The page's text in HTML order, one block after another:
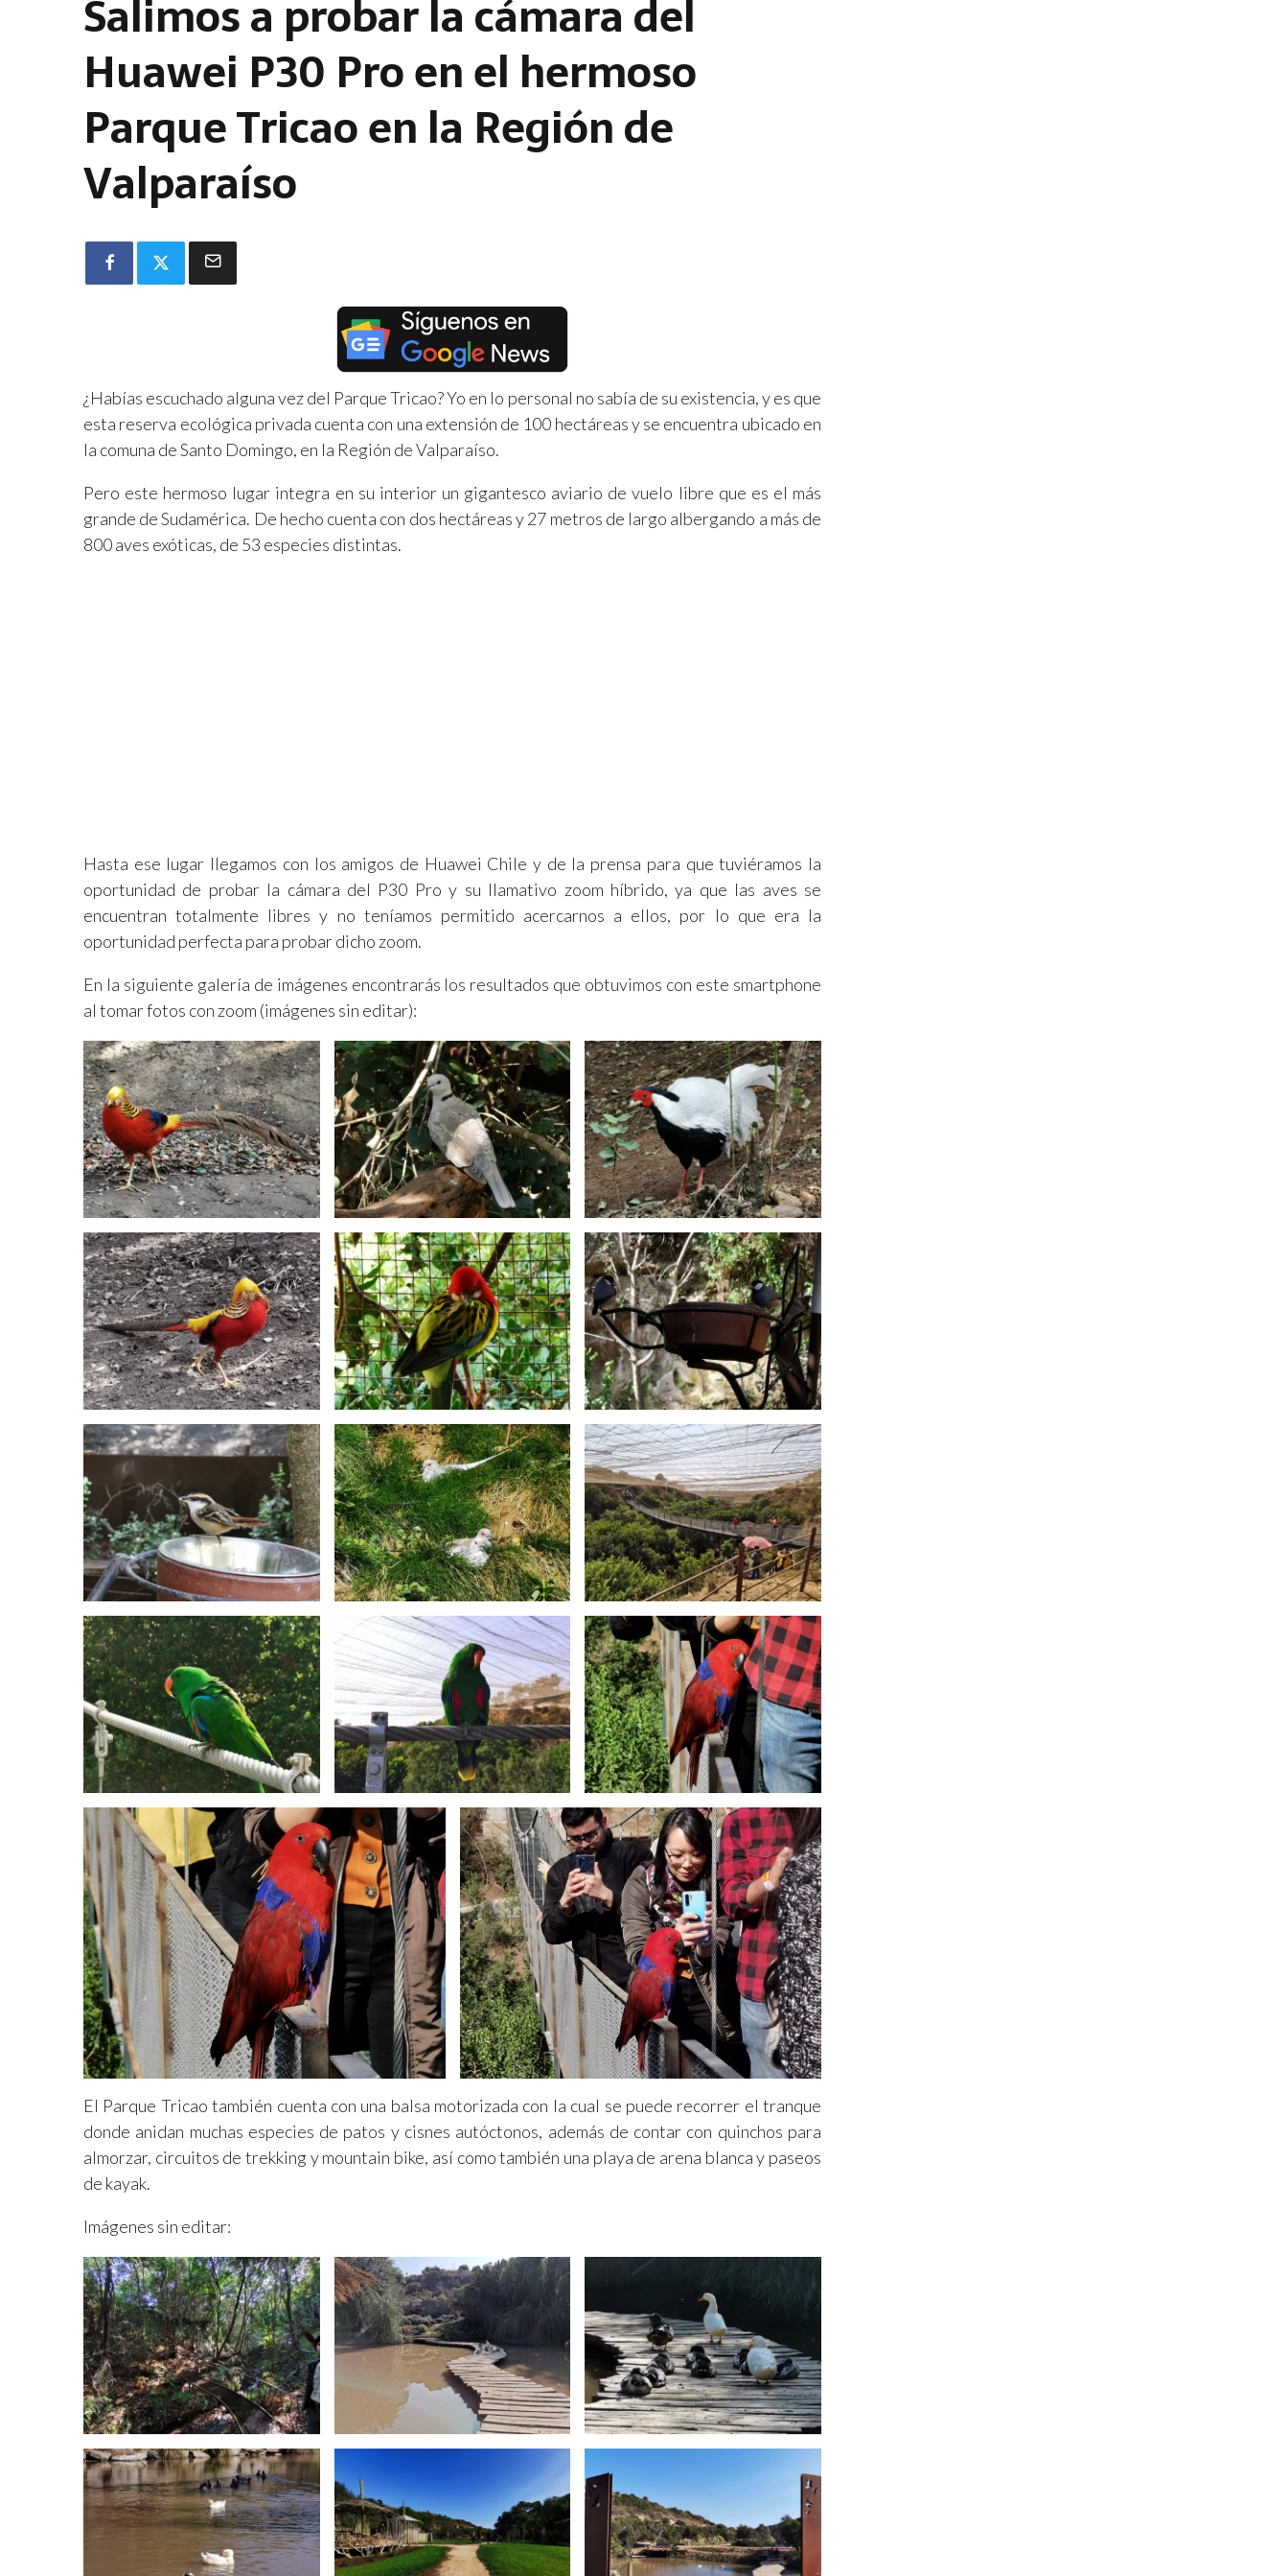
Salimos a probar la cámara del
Huawei P30 Pro en el hermoso
Parque Tricao en la Región de
Valparaíso
¿Habías escuchado alguna vez del Parque Tricao? Yo en lo personal no sabía de su existencia, y es que
esta reserva ecológica privada cuenta con una extensión de 100 hectáreas y se encuentra ubicado en
la comuna de Santo Domingo, en la Región de Valparaíso.
Pero este hermoso lugar integra en su interior un gigantesco aviario de vuelo libre que es el más
grande de Sudamérica. De hecho cuenta con dos hectáreas y 27 metros de largo albergando a más de
800 aves exóticas, de 53 especies distintas.
Hasta ese lugar llegamos con los amigos de Huawei Chile y de la prensa para que tuviéramos la
oportunidad de probar la cámara del P30 Pro y su llamativo zoom híbrido, ya que las aves se
encuentran totalmente libres y no teníamos permitido acercarnos a ellos, por lo que era la
oportunidad perfecta para probar dicho zoom.
En la siguiente galería de imágenes encontrarás los resultados que obtuvimos con este smartphone
al tomar fotos con zoom (imágenes sin editar):
El Parque Tricao también cuenta con una balsa motorizada con la cual se puede recorrer el tranque
donde anidan muchas especies de patos y cisnes autóctonos, además de contar con quinchos para
almorzar, circuitos de trekking y mountain bike, así como también una playa de arena blanca y paseos
de kayak.
Imágenes sin editar: